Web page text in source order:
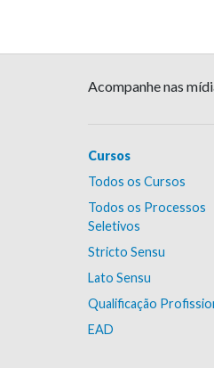
Acompanhe nas
Cursos
Todos os Cursos
Todos os Processos
Seletivos
Stricto Sensu
Lato Sensu
Qualificação
EAD